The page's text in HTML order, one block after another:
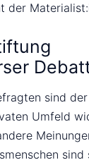
der
sind
Umfeld